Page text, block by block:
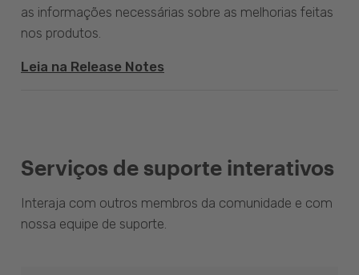
as informações necessárias sobre as melhorias feitas
nos produtos.
Leia na Release Notes
Serviços de suporte interativos
Interaja com outros membros da comunidade e com
nossa equipe de suporte.